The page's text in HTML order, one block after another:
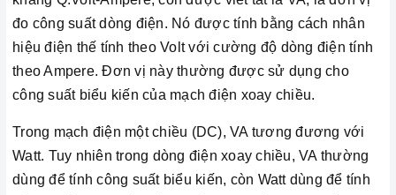
đo công suất dòng điện. Nó được tính bằng cách nhân
hiệu điện thế tính theo Volt với cường độ dòng điện tính
theo Ampere. Đơn vị này thường được sử dụng cho
công suất biểu kiến của mạch điện xoay chiều.
Trong mạch điện một chiều (DC), VA tương đương với
Watt. Tuy nhiên trong dòng điện xoay chiều, VA thường
dùng để tính công suất biểu kiến, còn Watt dùng để tính